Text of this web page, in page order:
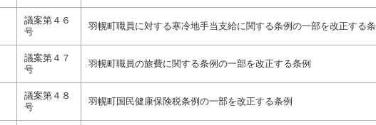
議案第４６
号
羽幌町職員に対する寒冷地手当支給に関する条例の一部を改正する
議案第４７
号
羽幌町職員の旅費に関する条例の一部を改正する条例
議案第４８
号
羽幌町国民健康保険税条例の一部を改正する条例